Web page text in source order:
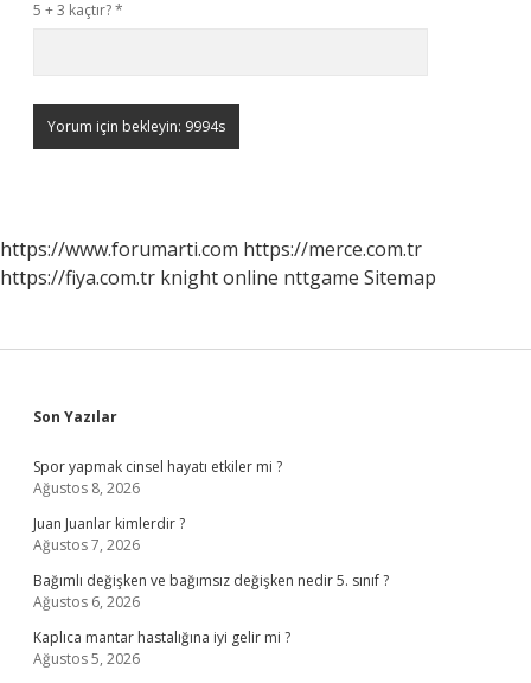
5 + 3 kaçtır?*
https://www.forumarti.com https://merce.com.tr
https://fiya.com.tr knight online nttgame Sitemap
Sidebar
Son Yazılar
Spor yapmak cinsel hayatı etkiler mi ?
Ağustos 8, 2026
Juan Juanlar kimlerdir ?
Ağustos 7, 2026
Bağımlı değişken ve bağımsız değişken nedir 5. sınıf ?
Ağustos 6, 2026
Kaplıca mantar hastalığına iyi gelir mi ?
Ağustos 5, 2026